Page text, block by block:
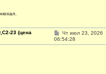
23 (цена
С
о
о
Чт июл 23, 2026
06:54:28